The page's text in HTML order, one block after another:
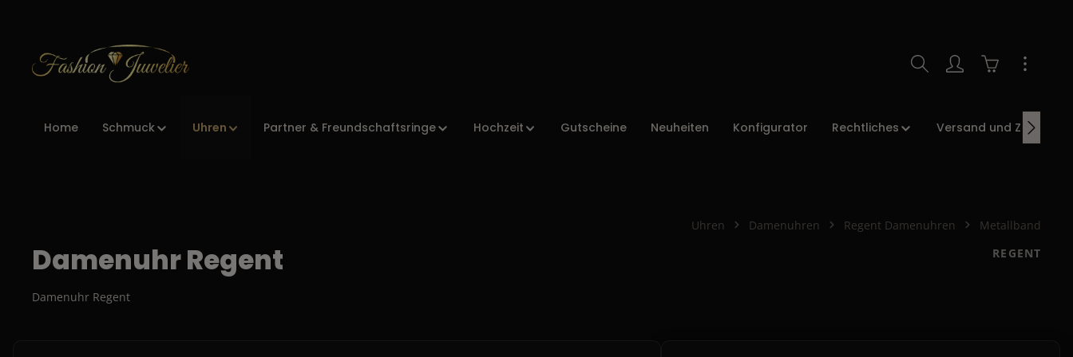
Warenkorb
Home Schmuck Partner & Freundschaftsringe Hochzeit Gutscheine Neuheiten Konfigurator Rechtliches Versand und Zahlung
Uhren Damenuhren Regent Damenuhren Metallband
Damenuhr Regent REGENT
Damenuhr Regent